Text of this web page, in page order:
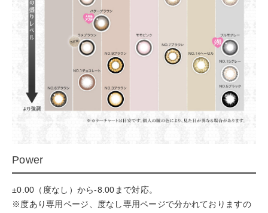
Power
±0.00（度なし）から-8.00まで対応。
※度あり専用ページ、度なし専用ページで分かれておりますの